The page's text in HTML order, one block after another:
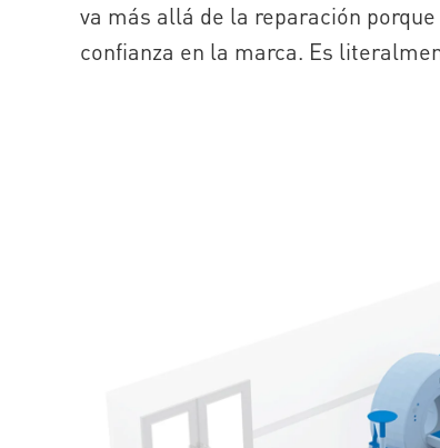
va más allá de la reparación
confianza en la marca. Es